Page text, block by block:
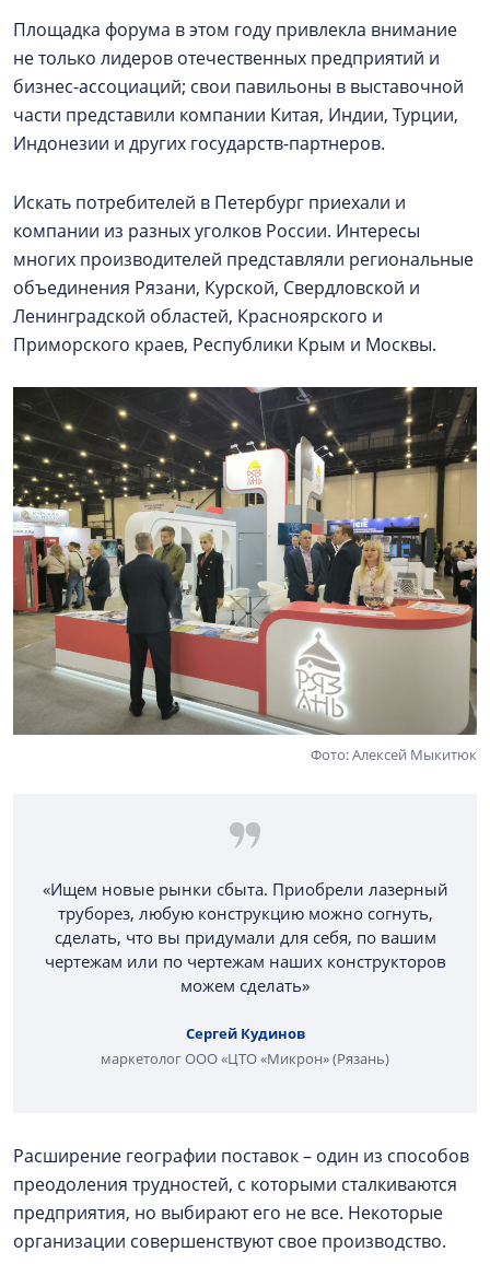
Площадка форума в этом году привлекла внимание
не только лидеров отечественных предприятий и
бизнес-ассоциаций; свои павильоны в выставочной
части представили компании Китая, Индии, Турции,
Индонезии и других государств-партнеров.
Искать потребителей в Петербург приехали и
компании из разных уголков России. Интересы
многих производителей представляли региональные
объединения Рязани, Курской, Свердловской и
Ленинградской областей, Красноярского и
Приморского краев, Республики Крым и Москвы.
Фото: Алексей Мыкитюк
«Ищем новые рынки сбыта. Приобрели лазерный
труборез, любую конструкцию можно согнуть,
сделать, что вы придумали для себя, по вашим
чертежам или по чертежам наших конструкторов
можем сделать»
Сергей Кудинов
маркетолог ООО «ЦТО «Микрон» (Рязань)
Расширение географии поставок – один из способов
преодоления трудностей, с которыми сталкиваются
предприятия, но выбирают его не все. Некоторые
организации совершенствуют свое производство.